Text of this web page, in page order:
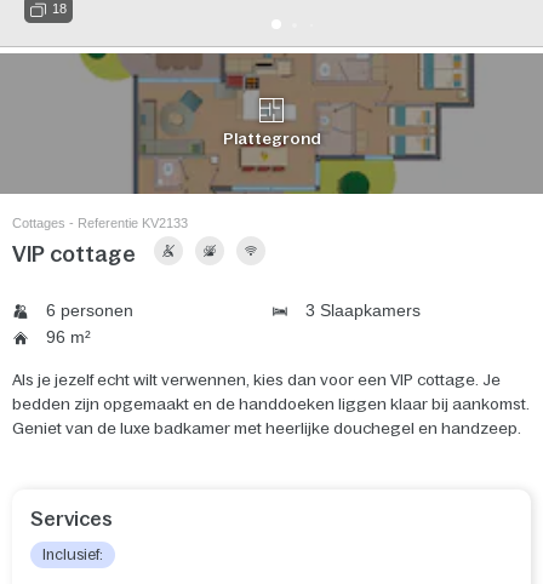
18
Plattegrond
Cottages - Referentie KV2133
VIP cottage
6 personen
3 Slaapkamers
96 m²
Als je jezelf echt wilt verwennen, kies dan voor een VIP cottage. Je
bedden zijn opgemaakt en de handdoeken liggen klaar bij aankomst.
Geniet van de luxe badkamer met heerlijke douchegel en handzeep.
Services
Inclusief: